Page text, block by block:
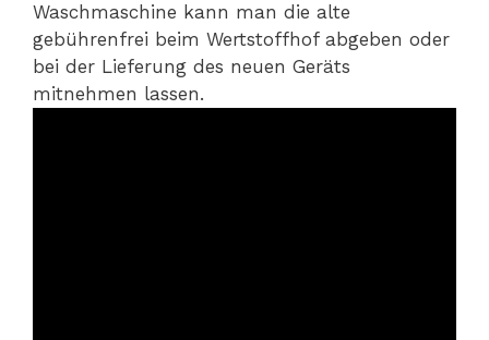
Waschmaschine kann man die alte
gebührenfrei beim Wertstoffhof abgeben oder
bei der Lieferung des neuen Geräts
mitnehmen lassen.